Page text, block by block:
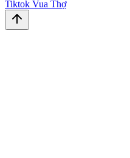
Tiktok Vua Thợ